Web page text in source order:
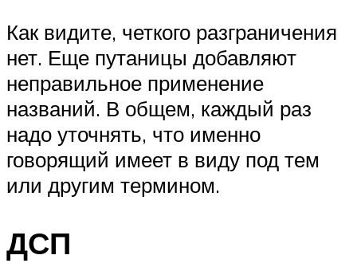
Как видите, четкого разграничения
нет. Еще путаницы добавляют
неправильное применение
названий. В общем, каждый раз
надо уточнять, что именно
говорящий имеет в виду под тем
или другим термином.
ДСП